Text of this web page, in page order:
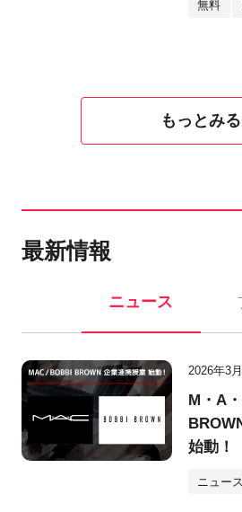
無料
もっとみる
最新情報
ニュース
2026年3
M・A
始動！
ニュース